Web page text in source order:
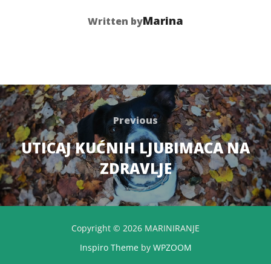
POST AUTHOR
Written byMarina
Post
navigation
Previous
Previous
UTICAJ KUĆNIH LJUBIMACA NA
ZDRAVLJE
Copyright © 2026 MARINIRANJE
Inspiro Themeby WPZOOM